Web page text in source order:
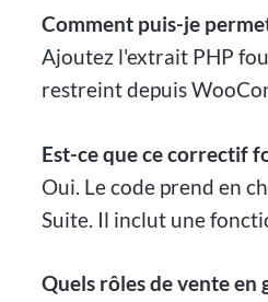
Comment puis-je
Ajoutez l'extrait PHP
restreint depuis
Est-ce que ce correctif
Oui. Le code prend en
Suite. Il inclut une
Quels rôles de vente en